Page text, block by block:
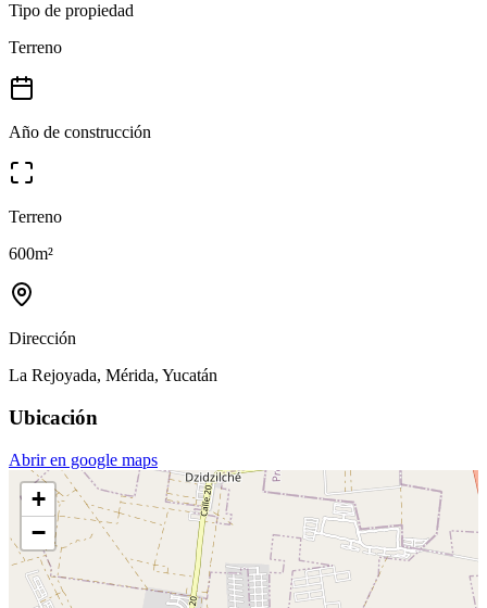
Tipo de propiedad
Terreno
Año de construcción
Terreno
600m²
Dirección
La Rejoyada, Mérida, Yucatán
Ubicación
Abrir en google maps
+
−